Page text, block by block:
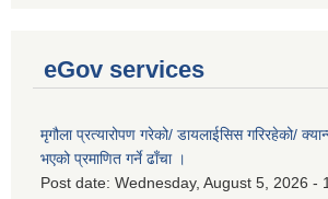
eGov services
मृगौला प्रत्यारोपण गरेको/ डायलाईसिस गरिरहेको/
भएको प्रमाणित गर्ने ढाँचा ।
Post date: Wednesday, August 5, 2026 -